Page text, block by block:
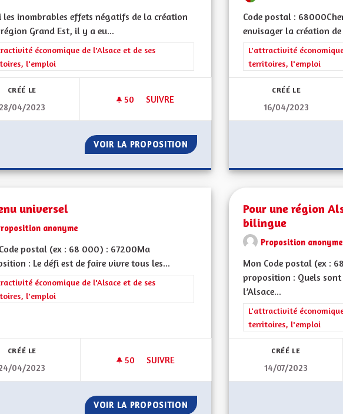
les inombrables effets négatifs de la création
Grand Est, il y a eu...
les résultats de la catégorie : L'attractivité économique de l'Alsace et de ses territoires,
économique de l'Alsace et de ses
l'emploi
CRÉÉ LE
28/04/2023
50 50 ABONNÉS
SUIVRE
RÉTABLIR LES ZONES DE VACANCES SCOLAIRES
VOIR LA PROPOSITION RÉTABLIR LES ZONES DE VACANCES
Code postal :
envisager la création
Filtrer les résultats de la
L'attractivité
territoires, l'emploi
CRÉÉ LE
16/04/2023
universel
anonyme
postal (ex : 68 000) : 67200Ma
: Le défi est de faire vivre tous les...
les résultats de la catégorie : L'attractivité économique de l'Alsace et de ses territoires,
économique de l'Alsace et de ses
l'emploi
CRÉÉ LE
04/2023
50 50 ABONNÉS
SUIVRE
VOIR LA PROPOSITION REVENU UNIVERSEL
Pour une région
bilingue
Proposition anonyme
Mon Code postal (ex :
proposition : Quels
l’Alsace...
Filtrer les résultats de la
L'attractivité
territoires, l'emploi
CRÉÉ LE
14/07/2023